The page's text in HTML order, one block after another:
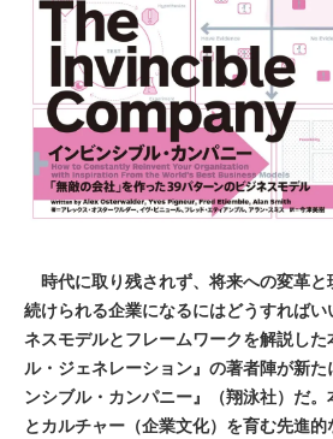
時代に取り残されず、将来への変革
続けられる企業になるにはどうすれば
ネスモデルとフレームワークを解説し
ル・ジェネレーション』の著者陣が新
ンシブル・カンパニー』（翔泳社）だ
とカルチャー（企業文化）を育む先進